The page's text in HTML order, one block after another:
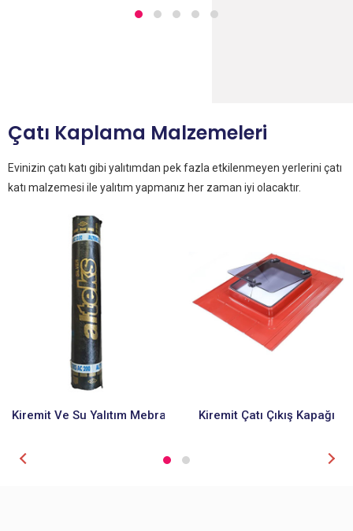
Kiremit Ve Su Yalıtım Mebranı Kiremit Çatı Çıkış Kapağı
Çatı Kaplama Malzemeleri
Evinizin çatı katı gibi yalıtımdan pek fazla etkilenmeyen yerlerini çatı
katı malzemesi ile yalıtım yapmanız her zaman iyi olacaktır.